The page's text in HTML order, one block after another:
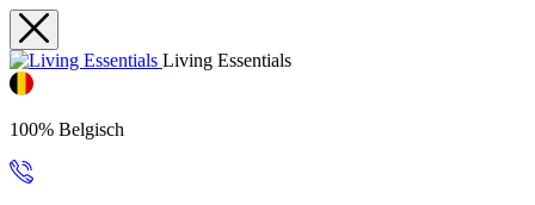
Living Essentials
100% Belgisch